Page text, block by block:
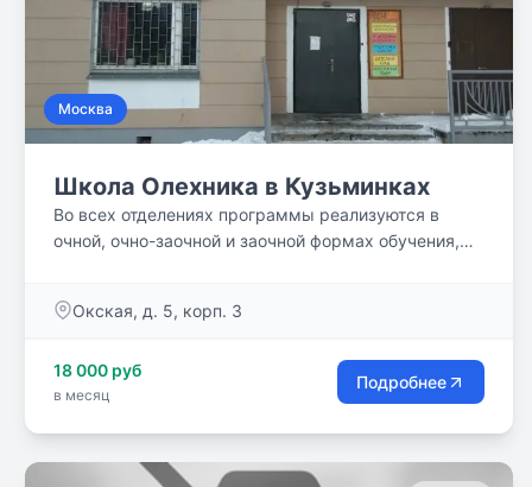
Москва
Школа Олехника в Кузьминках
Во всех отделениях программы реализуются в
очной, очно-заочной и заочной формах обучения,
по индивидуальному учебному плану или без
аттестацию (семейная форма обучения) и получить
итоговые оценки за выбранный класс.
Окская, д. 5, корп. 3
18 000 руб
в месяц
Подробнее